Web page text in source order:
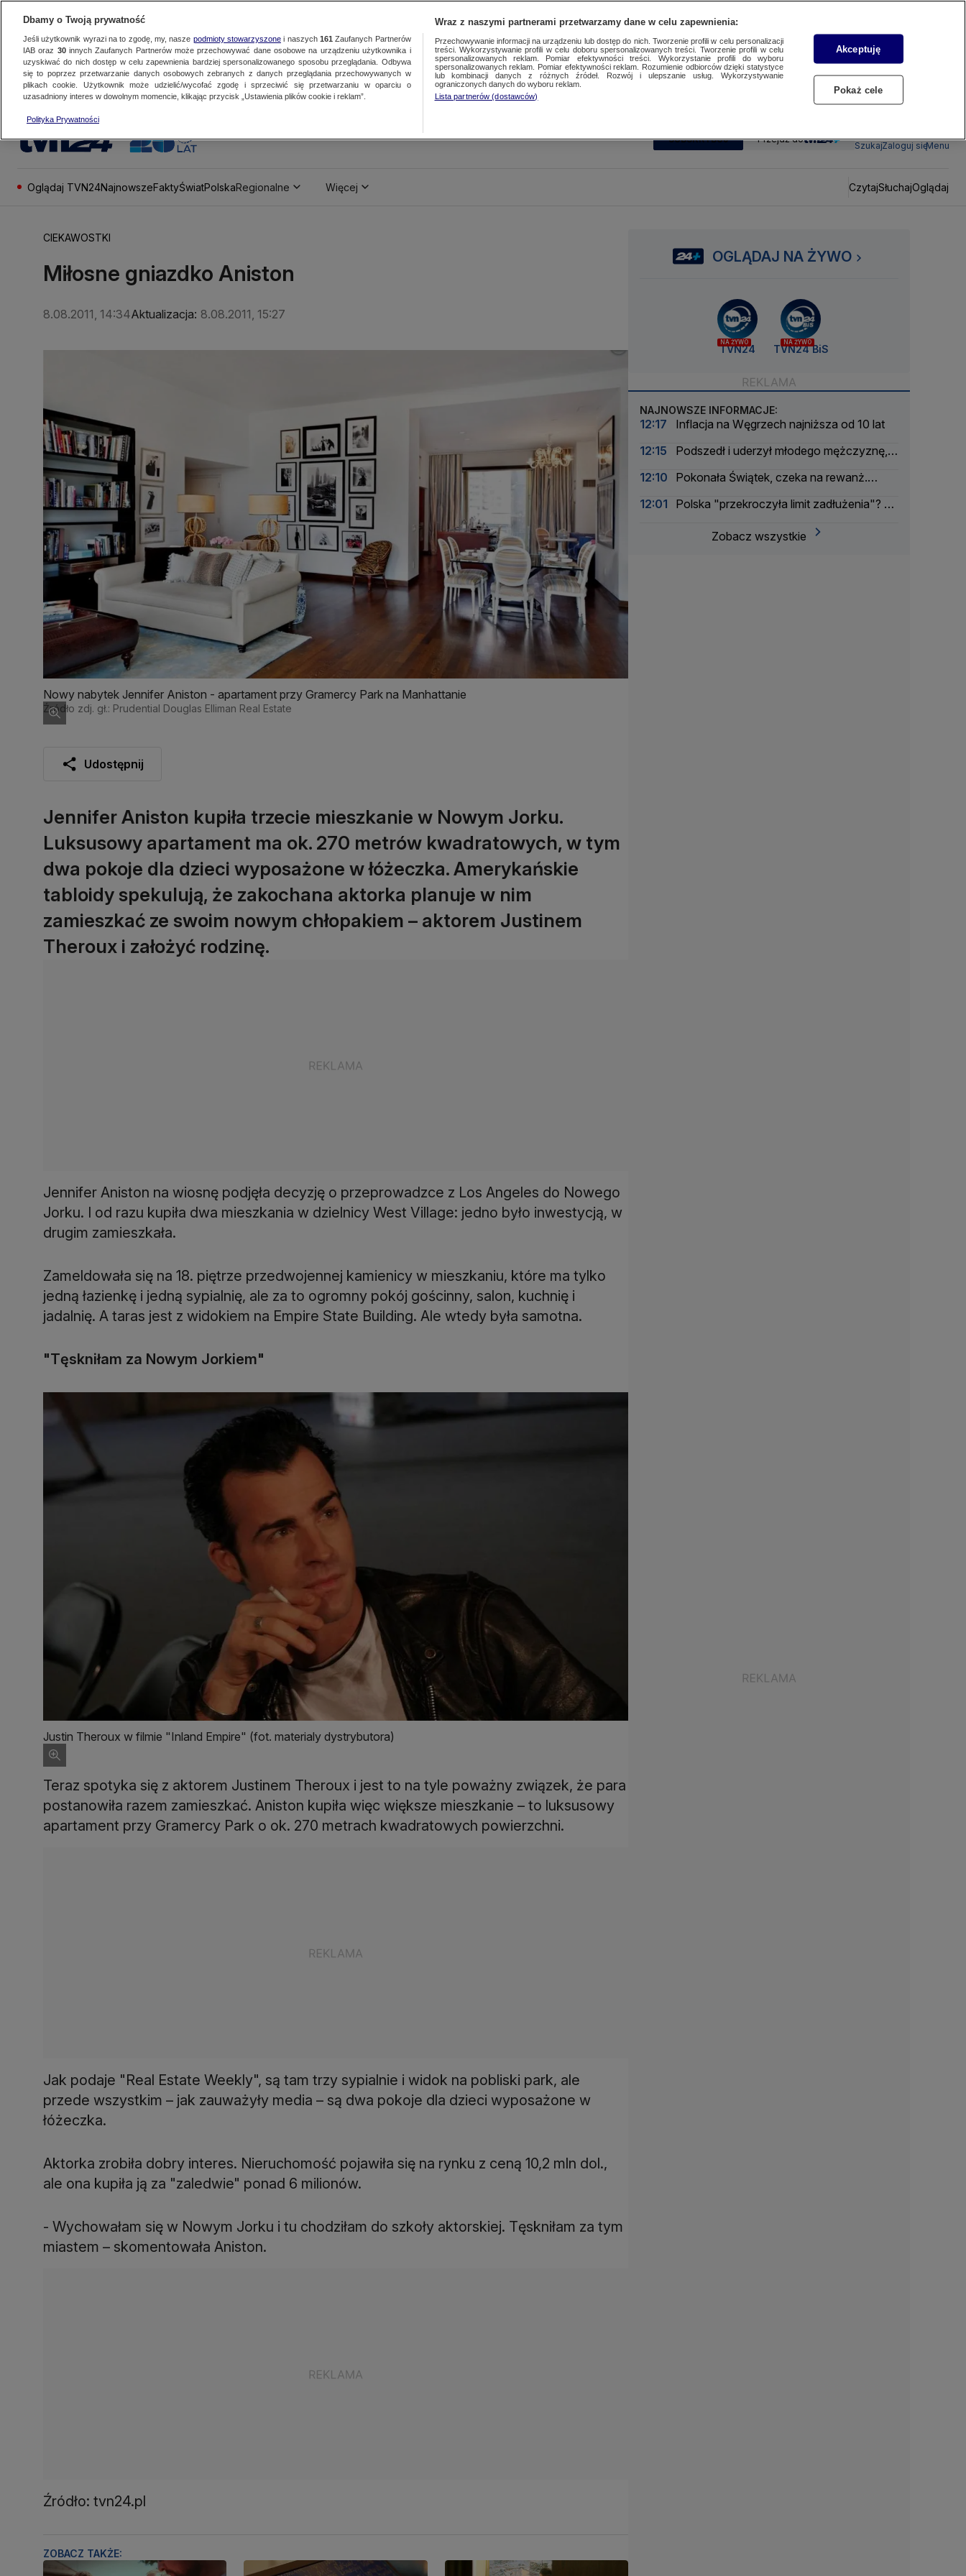
SUBSKRYBUJ Przejdź do
SzukajZaloguj sięMenu
Oglądaj TVN24NajnowszeFaktyŚwiatPolskaRegionalne Więcej CzytajSłuchajOglądaj
CIEKAWOSTKI
Miłosne gniazdko Aniston
8.08.2011, 14:34Aktualizacja: 8.08.2011, 15:27
Nowy nabytek Jennifer Aniston - apartament przy Gramercy Park na Manhattanie
Źródło zdj. gł.: Prudential Douglas Elliman Real Estate
Udostępnij
Jennifer Aniston kupiła trzecie mieszkanie w Nowym Jorku.
Luksusowy apartament ma ok. 270 metrów kwadratowych, w tym
dwa pokoje dla dzieci wyposażone w łóżeczka. Amerykańskie
tabloidy spekulują, że zakochana aktorka planuje w nim
zamieszkać ze swoim nowym chłopakiem – aktorem Justinem
Theroux i założyć rodzinę.
Jennifer Aniston na wiosnę podjęła decyzję o przeprowadzce z Los Angeles do Nowego
Jorku. I od razu kupiła dwa mieszkania w dzielnicy West Village: jedno było inwestycją, w
drugim zamieszkała.
Zameldowała się na 18. piętrze przedwojennej kamienicy w mieszkaniu, które ma tylko
jedną łazienkę i jedną sypialnię, ale za to ogromny pokój gościnny, salon, kuchnię i
jadalnię. A taras jest z widokiem na Empire State Building. Ale wtedy była samotna.
"Tęskniłam za Nowym Jorkiem"
Justin Theroux w filmie "Inland Empire" (fot. materialy dystrybutora)
Teraz spotyka się z aktorem Justinem Theroux i jest to na tyle poważny związek, że para
postanowiła razem zamieszkać. Aniston kupiła więc większe mieszkanie – to luksusowy
apartament przy Gramercy Park o ok. 270 metrach kwadratowych powierzchni.
Jak podaje "Real Estate Weekly", są tam trzy sypialnie i widok na pobliski park, ale
przede wszystkim – jak zauważyły media – są dwa pokoje dla dzieci wyposażone w
łóżeczka.
Aktorka zrobiła dobry interes. Nieruchomość pojawiła się na rynku z ceną 10,2 mln dol.,
ale ona kupiła ją za "zaledwie" ponad 6 milionów.
- Wychowałam się w Nowym Jorku i tu chodziłam do szkoły aktorskiej. Tęskniłam za tym
miastem – skomentowała Aniston.
Źródło: tvn24.pl
ZOBACZ TAKŻE:
OGLĄDAJ NA ŻYWO
NA ŻYWO
TVN24
NA ŻYWO
TVN24 BiS
NAJNOWSZE INFORMACJE:
12:17
Inflacja na Węgrzech najniższa od 10 lat
12:15
Podszedł i uderzył młodego mężczyznę,
12:10
Pokonała Świątek, czeka na rewanż.
12:01
Polska "przekroczyła limit zadłużenia"? To
Zobacz wszystkie
Dbamy o Twoją prywatność
Jeśli użytkownik wyrazi na to zgodę, my, nasze podmioty stowarzyszonei naszych 161 Zaufanych Partnerów
IAB oraz 30innych Zaufanych Partnerów może przechowywać dane osobowe na urządzeniu użytkownika i
uzyskiwać do nich dostęp w celu zapewnienia bardziej spersonalizowanego sposobu przeglądania. Odbywa
się to poprzez przetwarzanie danych osobowych zebranych z danych przeglądania przechowywanych w
plikach cookie. Użytkownik może udzielić/wycofać zgodę i sprzeciwić się przetwarzaniu w oparciu o
uzasadniony interes w dowolnym momencie, klikając przycisk „Ustawienia plików cookie i reklam”.
Polityka Prywatności
Wraz z naszymi partnerami przetwarzamy dane w celu zapewnienia:
Przechowywanie informacji na urządzeniu lub dostęp do nich. Tworzenie profili w celu personalizacji
treści. Wykorzystywanie profili w celu doboru spersonalizowanych treści. Tworzenie profili w celu
spersonalizowanych reklam. Pomiar efektywności treści. Wykorzystanie profili do wyboru
spersonalizowanych reklam. Pomiar efektywności reklam. Rozumienie odbiorców dzięki statystyce
lub kombinacji danych z różnych źródeł. Rozwój i ulepszanie usług. Wykorzystywanie
ograniczonych danych do wyboru reklam.
Lista partnerów (dostawców)
Akceptuję
Pokaż cele